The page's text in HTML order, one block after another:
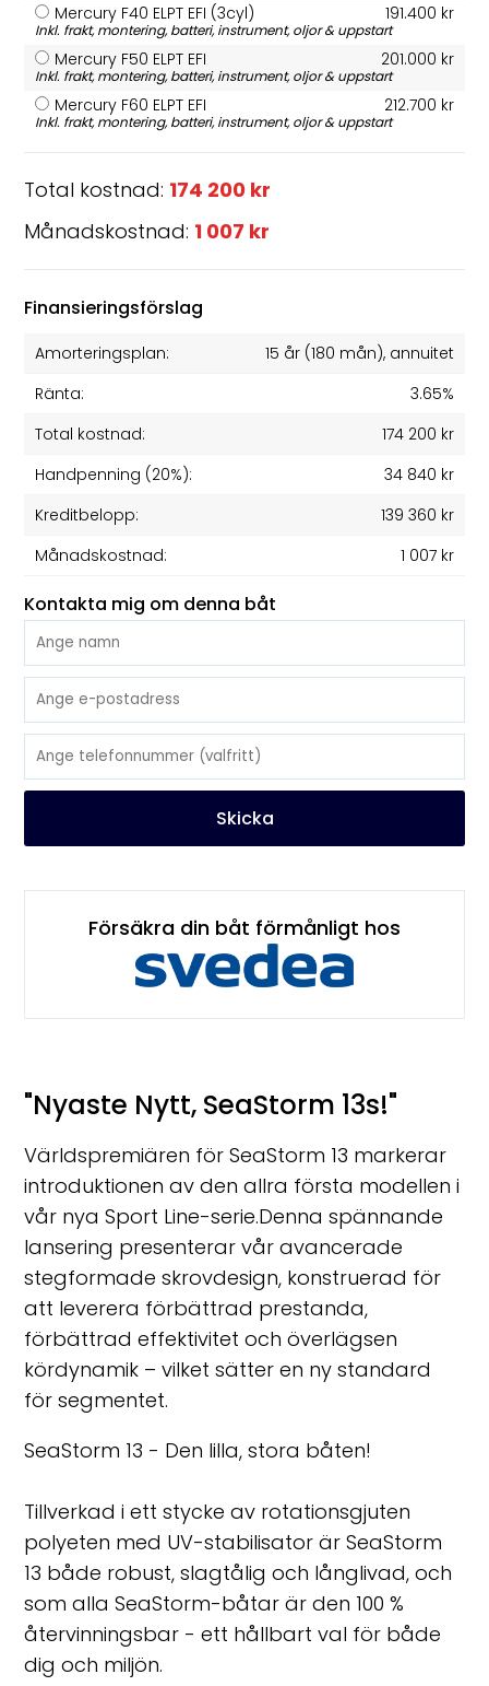
Mercury F40 ELPT EFI (3cyl) 191.400 kr
Inkl. frakt, montering, batteri, instrument, oljor & uppstart
Mercury F50 ELPT EFI 201.000 kr
Inkl. frakt, montering, batteri, instrument, oljor & uppstart
Mercury F60 ELPT EFI 212.700 kr
Inkl. frakt, montering, batteri, instrument, oljor & uppstart
Total kostnad: 174 200 kr
Månadskostnad: 1 007 kr
Finansieringsförslag
Amorteringsplan: 15 år(180 mån), annuitet
Ränta:
3.65%
Total kostnad:
174 200 kr
Handpenning (20%):
34 840 kr
Kreditbelopp:
139 360 kr
Månadskostnad:
1 007 kr
Kontakta mig om denna båt
Skicka
Försäkra din båt förmånligt hos
"Nyaste Nytt, SeaStorm 13s!"
Världspremiären för SeaStorm 13 markerar
introduktionen av den allra första modellen i
vår nya Sport Line-serie.Denna spännande
lansering presenterar vår avancerade
stegformade skrovdesign, konstruerad för
att leverera förbättrad prestanda,
förbättrad effektivitet och överlägsen
kördynamik – vilket sätter en ny standard
för segmentet.
SeaStorm 13 - Den lilla, stora båten!
Tillverkad i ett stycke av rotationsgjuten
polyeten med UV-stabilisator är SeaStorm
13 både robust, slagtålig och långlivad, och
som alla SeaStorm-båtar är den 100 %
återvinningsbar - ett hållbart val för både
dig och miljön.